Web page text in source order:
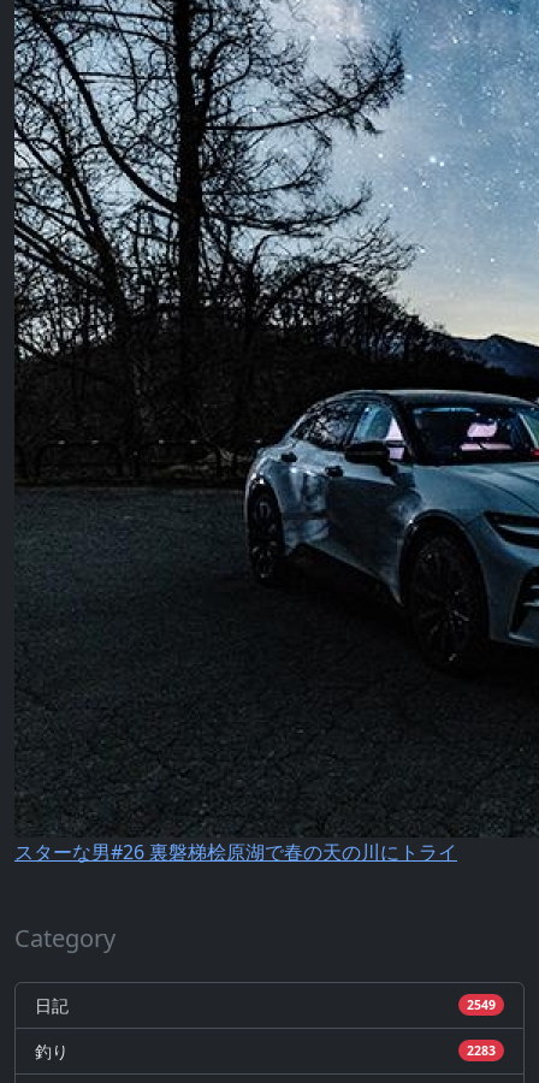
スターな男#26 裏磐梯桧原湖で春の天の川にトライ
Category
日記 2549
釣り 2283